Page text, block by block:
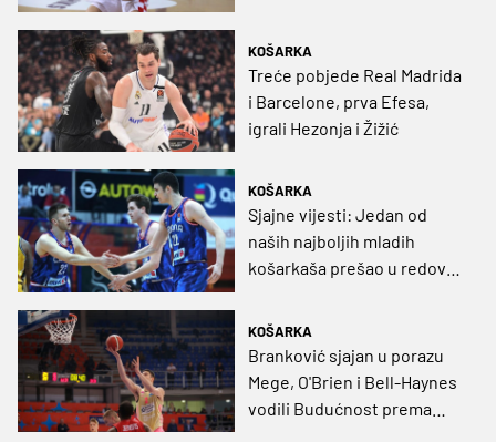
KOŠARKA
Treće pobjede Real Madrida
i Barcelone, prva Efesa,
igrali Hezonja i Žižić
KOŠARKA
Sjajne vijesti: Jedan od
naših najboljih mladih
košarkaša prešao u redove
KOŠARKA
Branković sjajan u porazu
Mege, O'Brien i Bell-Haynes
vodili Budućnost prema